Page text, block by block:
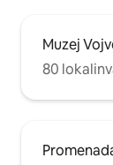
Muzej
80